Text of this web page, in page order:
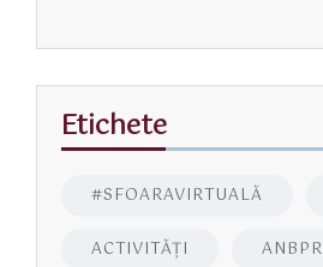
Etichete
#SFOARAVIRTUALĂ
ACTIVITĂŢI ANBPR